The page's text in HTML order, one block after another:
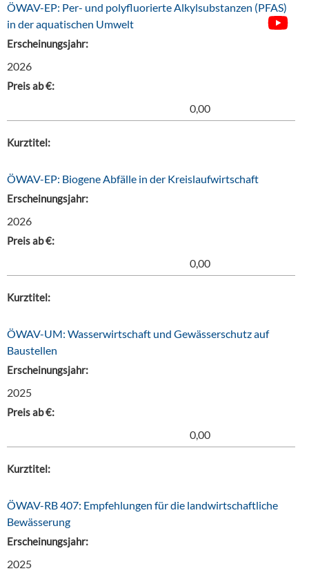
ÖWAV-EP: Per- und polyfluorierte Alkylsubstanzen (PFAS)
in der aquatischen Umwelt
Erscheinungsjahr:
2026
Preis ab €:
0,00
Kurztitel:
ÖWAV-EP: Biogene Abfälle in der Kreislaufwirtschaft
Erscheinungsjahr:
2026
Preis ab €:
0,00
Kurztitel:
ÖWAV-UM: Wasserwirtschaft und Gewässerschutz auf
Baustellen
Erscheinungsjahr:
2025
Preis ab €:
0,00
Kurztitel:
ÖWAV-RB 407: Empfehlungen für die landwirtschaftliche
Bewässerung
Erscheinungsjahr:
2025